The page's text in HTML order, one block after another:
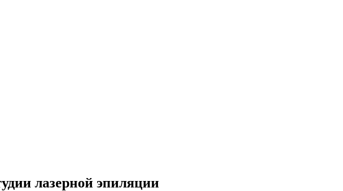
лазерной эпиляции